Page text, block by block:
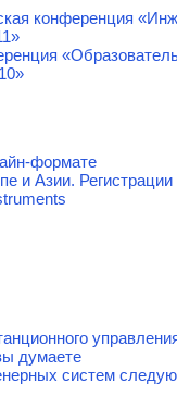
конференция
формате
и Азии.
думаете
систем